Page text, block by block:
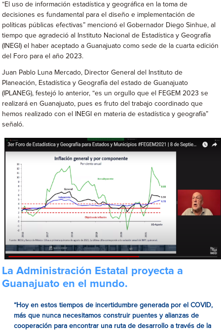
“El uso de información estadística y geográfica en la toma de
decisiones es fundamental para el diseño e implementación de
políticas públicas efectivas” mencionó el Gobernador Diego Sinhue, al
tiempo que agradeció al Instituto Nacional de Estadística y Geografía
(INEGI) el haber aceptado a Guanajuato como sede de la cuarta edición
del Foro para el año 2023.
Juan Pablo Luna Mercado, Director General del Instituto de
Planeación, Estadística y Geografía del estado de Guanajuato
(IPLANEG), festejó lo anterior, “es un orgullo que el FEGEM 2023 se
realizará en Guanajuato, pues es fruto del trabajo coordinado que
hemos realizado con el INEGI en materia de estadística y geografía”
señaló.
La Administración Estatal proyecta a
Guanajuato en el mundo.
“Hoy en estos tiempos de incertidumbre generada por el COVID,
más que nunca necesitamos construir puentes y alianzas de
cooperación para encontrar una ruta de desarrollo a través de la